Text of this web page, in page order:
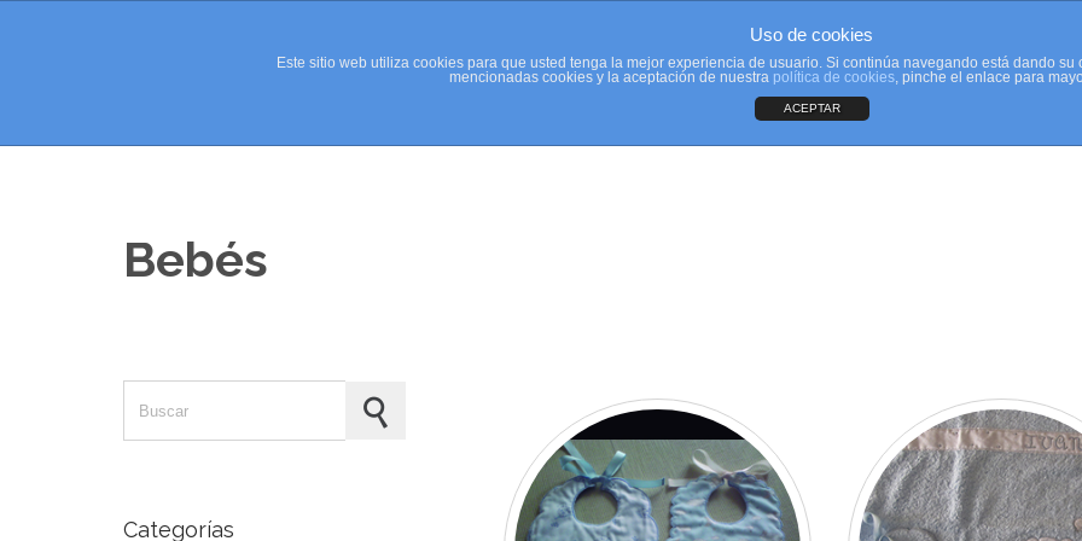
Bebés
Categorías
Uso de cookies
Este sitio web utiliza cookies para que usted tenga la mejor experiencia de usuario. Si continúa navegando está dando
mencionadas cookies y la aceptación de nuestra política de cookies, pinche el enlace para
ACEPTAR